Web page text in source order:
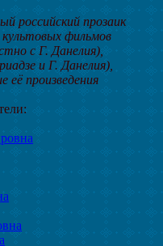
российский прозаик
фильмов
с Г. Данелия),
и Г. Данелия),
её произведения